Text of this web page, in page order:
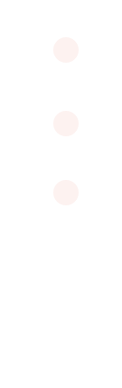
если
встречи по
от